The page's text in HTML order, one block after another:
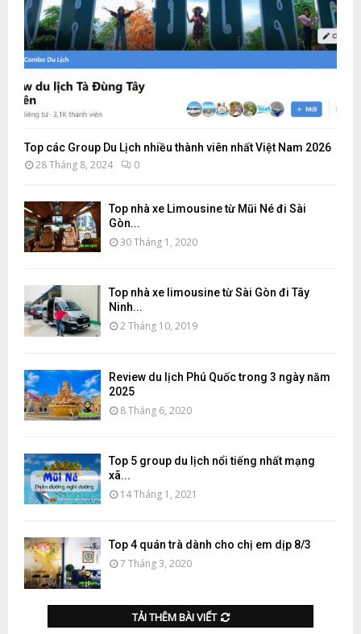
Top các Group Du Lịch nhiều thành viên nhất Việt Nam 2026
28 Tháng 8, 2024 0
Top nhà xe Limousine từ Mũi Né đi Sài
Gòn...
30 Tháng 1, 2020
Top nhà xe limousine từ Sài Gòn đi Tây
Ninh...
2 Tháng 10, 2019
Review du lịch Phú Quốc trong 3 ngày năm
2025
8 Tháng 6, 2020
Top 5 group du lịch nổi tiếng nhất mạng
xã...
14 Tháng 1, 2021
Top 4 quán trà dành cho chị em dịp 8/3
7 Tháng 3, 2020
TẢI THÊM BÀI VIẾT